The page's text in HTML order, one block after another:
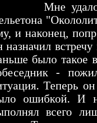
Мне
и наконец,
назначил
было такое
-
Теперь
ошибкой. И
всего